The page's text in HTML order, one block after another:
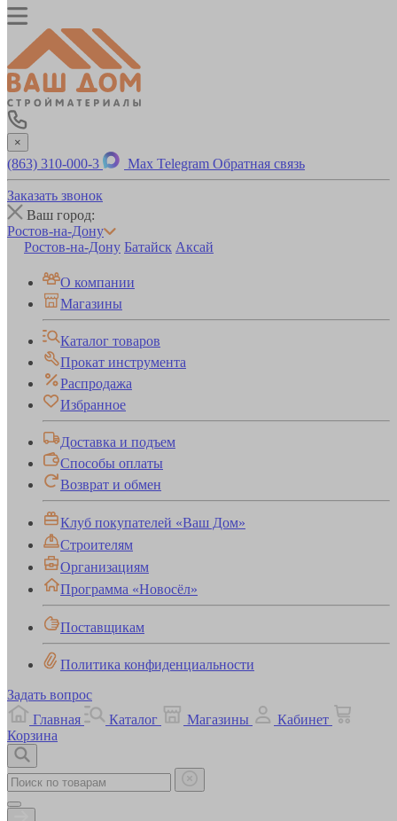
×
(863) 310-000-3 Max Telegram Обратная связь
Заказать звонок
Ваш город:
Ростов-на-Дону
Ростов-на-Дону Батайск Аксай
О компании
Магазины
Каталог товаров
Прокат инструмента
Распродажа
Избранное
Доставка и подъем
Способы оплаты
Возврат и обмен
Клуб покупателей «Ваш Дом»
Строителям
Организациям
Программа «Новосёл»
Поставщикам
Политика конфиденциальности
Задать вопрос
Главная
Каталог Магазины
Кабинет
Корзина